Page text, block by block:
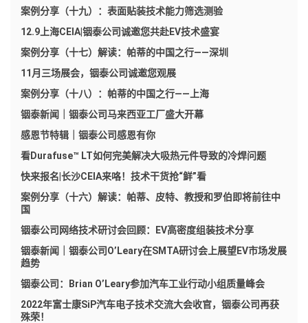
案例分享（十九）：表面贴装技术能力筛选测验
12.9上海CEIA|铟泰公司诚邀您共赴EV技术盛宴
案例分享（十七）解读：帕蒂的中国之行——深圳
11月三场展会，铟泰公司诚邀您观展
案例分享（十八）：帕蒂的中国之行——上海
铟泰新闻｜铟泰公司马来西亚工厂盛大开幕
感恩节特辑｜铟泰公司感恩有你
看Durafuse™ LT如何完美解决大吸热元件导致的冷焊问题
快来报名|长沙CEIA来咯！技术干货抢“鲜”看
案例分享（十六）解读：帕蒂、皮特、教授和罗伯即将前往中
国
铟泰公司网络技术研讨会回顾：EV高密度组装技术分享
铟泰新闻｜铟泰公司O’Leary在SMTA研讨会上展望EV市场发展
趋势
铟泰公司：Brian O’Leary参加汽车工业行动小组质量峰会
2022年富士康SiP汽车电子技术交流大会收官，铟泰公司再获
殊荣！